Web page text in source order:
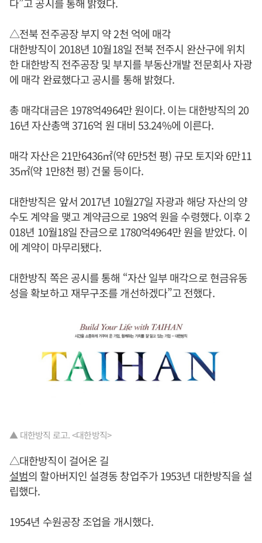
△전북 전주공장 부지 약 2천 억에 매각
대한방직이 2018년 10월18일 전북 전주시 완산구에 위치
한 대한방직 전주공장 및 부지를 부동산개발 전문회사 자광
에 매각 완료했다고 공시를 통해 밝혔다.
총 매각대금은 1978억4964만 원이다. 이는 대한방직의 20
16년 자산총액 3716억 원 대비 53.24%에 이른다.
매각 자산은 21만6436㎡(약 6만5천 평) 규모 토지와 6만11
35㎡(약 1만8천 평) 건물 등이다.
대한방직은 앞서 2017년 10월27일 자광과 해당 자산의 양
수도 계약을 맺고 계약금으로 198억 원을 수령했다. 이후 2
018년 10월18일 잔금으로 1780억4964만 원을 받았다. 이
에 계약이 마무리됐다.
대한방직 쪽은 공시를 통해 “자산 일부 매각으로 현금유동
성을 확보하고 재무구조를 개선하겠다”고 전했다.
▲ 대한방직 로고. <대한방직>
△대한방직이 걸어온 길
설범의 할아버지인 설경동 창업주가 1953년 대한방직을 설
립했다.
1954년 수원공장 조업을 개시했다.